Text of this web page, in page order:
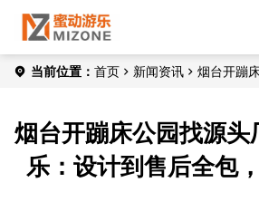
当前位置： 首页 新闻资讯
烟台开蹦
烟台开蹦床公园找源
乐：设计到售后全包